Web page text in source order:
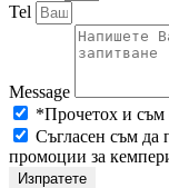
Tel
Message
*Прочетох и съм
Съгласен съм да
промоции за
Изпратете